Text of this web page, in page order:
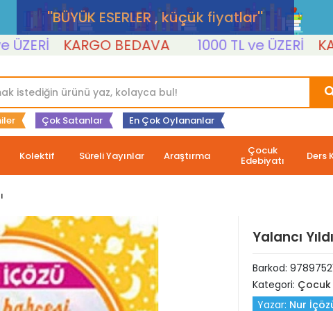
''BÜYÜK ESERLER , küçük fiyatlar''
KARGO BEDAVA 1000 TL ve ÜZERİ
Çok Satanlar En Çok Oylananlar
Kolektif Süreli Yayınlar Araştırma Çocuk
Edebiyatı Ders
Yalancı
Barkod:
Kategori: Çocuk
Yazar: Nur